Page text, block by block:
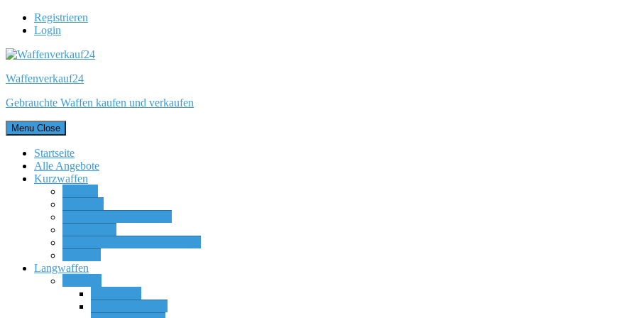
Registrieren
Login
Waffenverkauf24
Gebrauchte Waffen kaufen und verkaufen
Menu Close
Startseite
Alle Angebote
Kurzwaffen
Langwaffen